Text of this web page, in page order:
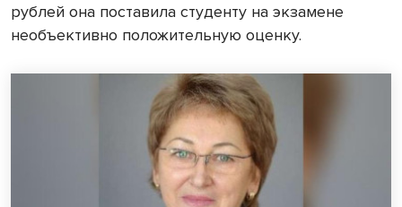
рублей она поставила студенту на экзамене
необъективно положительную оценку.